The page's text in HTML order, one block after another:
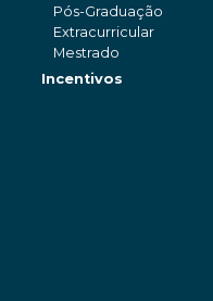
Pós-Graduação
Extracurricular
Mestrado
Incentivos